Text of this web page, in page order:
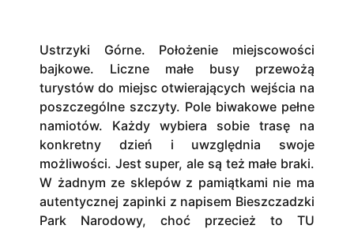
Ustrzyki Górne. Położenie miejscowości
bajkowe. Liczne małe busy przewożą
turystów do miejsc otwierających wejścia na
poszczególne szczyty. Pole biwakowe pełne
namiotów. Każdy wybiera sobie trasę na
konkretny dzień i uwzględnia swoje
możliwości. Jest super, ale są też małe braki.
W żadnym ze sklepów z pamiątkami nie ma
autentycznej zapinki z napisem Bieszczadzki
Park Narodowy, choć przecież to TU